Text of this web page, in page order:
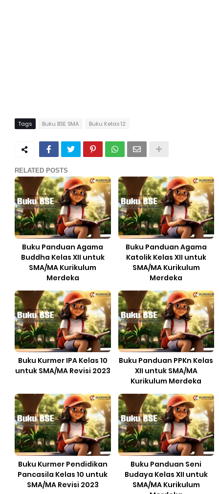
Tags Buku BSE SMA Buku Kelas 12
RELATED POSTS
Buku Panduan Agama
Buddha Kelas XII untuk
SMA/MA Kurikulum
Merdeka
Buku Panduan Agama
Katolik Kelas XII untuk
SMA/MA Kurikulum
Merdeka
Buku Kurmer IPA Kelas 10
untuk SMA/MA Revisi 2023
Buku Panduan PPKn Kelas
XII untuk SMA/MA
Kurikulum Merdeka
Buku Kurmer Pendidikan
Pancasila Kelas 10 untuk
SMA/MA Revisi 2023
Buku Panduan Seni
Budaya Kelas XII untuk
SMA/MA Kurikulum